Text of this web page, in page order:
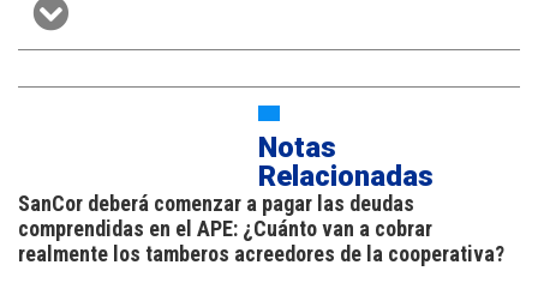
Notas
Relacionadas
SanCor deberá comenzar a pagar las deudas
comprendidas en el APE: ¿Cuánto van a cobrar
realmente los tamberos acreedores de la cooperativa?